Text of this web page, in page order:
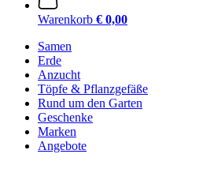
Warenkorb € 0,00
Samen
Erde
Anzucht
Töpfe & Pflanzgefäße
Rund um den Garten
Geschenke
Marken
Angebote